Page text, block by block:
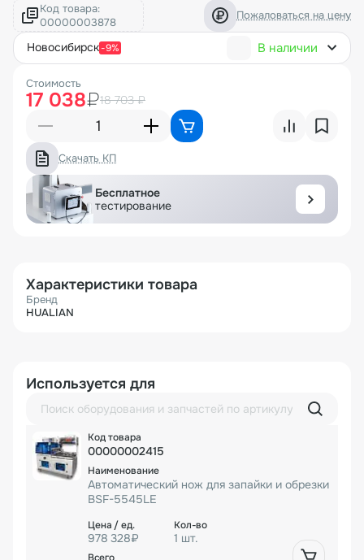
Код товара: Пожаловаться на цену
новосибирск-9% В наличии
Стоимость
17 038₽18 703 ₽
Скачать КП
Бесплатное
тестирование
Характеристики товара
Бренд
HUALIAN
Используется для
00000002415
Автоматический нож для запайки и обрезки
BSF-5545LE
978 328₽ 1 шт.